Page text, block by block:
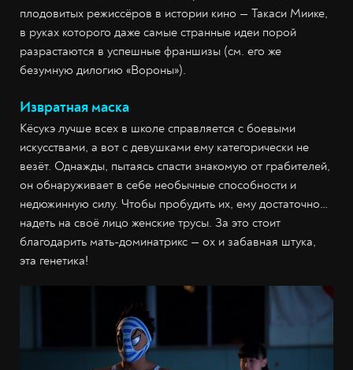
плодовитых режиссёров в истории кино — Такаси Миике,
в руках которого даже самые странные идеи порой
разрастаются в успешные франшизы (см. его же
безумную дилогию «Вороны»).
Извратная маска
Кёсукэ лучше всех в школе справляется с боевыми
искусствами, а вот с девушками ему категорически не
везёт. Однажды, пытаясь спасти знакомую от грабителей,
он обнаруживает в себе необычные способности и
недюжинную силу. Чтобы пробудить их, ему достаточно…
надеть на своё лицо женские трусы. За это стоит
благодарить мать-доминатрикс — ох и забавная штука,
эта генетика!